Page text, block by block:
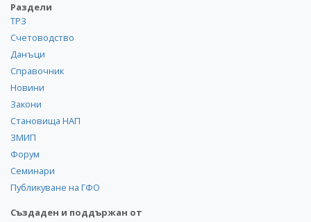
Раздели
ТРЗ
Счетоводство
Данъци
Справочник
Новини
Закони
Становища НАП
ЗМИП
Форум
Семинари
Публикуване на ГФО
Създаден и поддържан от